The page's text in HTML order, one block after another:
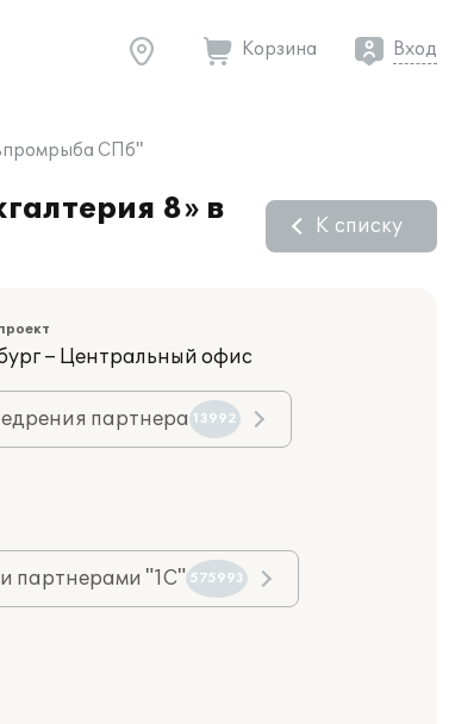
Корзина Вход
СПб"
8» в
К списку
– Центральный офис
партнера 13992
партнерами "1С" 575993